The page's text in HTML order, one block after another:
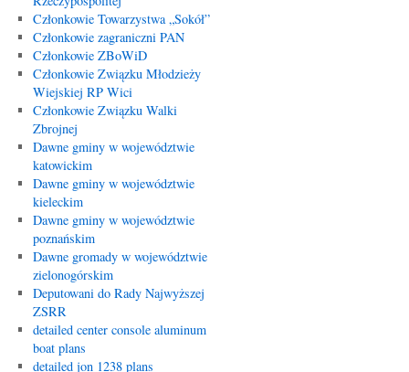
Członkowie Towarzystwa „Sokół”
Członkowie zagraniczni PAN
Członkowie ZBoWiD
Członkowie Związku Młodzieży
Wiejskiej RP Wici
Członkowie Związku Walki
Zbrojnej
Dawne gminy w województwie
katowickim
Dawne gminy w województwie
kieleckim
Dawne gminy w województwie
poznańskim
Dawne gromady w województwie
zielonogórskim
Deputowani do Rady Najwyższej
ZSRR
detailed center console aluminum
boat plans
detailed jon 1238 plans